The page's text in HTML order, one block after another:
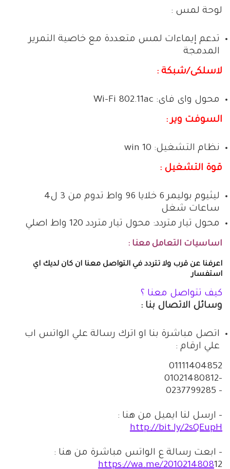
لوحة لمس :
تدعم إيماءات لمس متعددة مع خاصية التمرير
المدمجة
لاسلكى/شبكة :
محول واى فاى: Wi-Fi 802.11ac
السوفت وير :
نظام التشغيل: win 10
قوة التشغيل :
ليثيوم بوليمر 6 خلايا 96 واط تدوم من 3 ل4
ساعات شغل
محول تيار متردد: محول تيار متردد 120 واط اصلي
اساسيات التعامل معنا :
اعرفنا عن قرب ولا تتردد في التواصل معنا ان كان لديك اي
استفسار
كيف تتواصل معنا ؟
وسائل الاتصال بنا :
اتصل مباشرة بنا او اترك رسالة علي الواتس اب
علي ارقام :
01111404852
-01021480812
– 0237799285
– ارسل لنا ايميل من هنا :
http://bit.ly/2sQEupH
– ابعت رسالة ع الواتس مباشرة من هنا :
https://wa.me/201021480812